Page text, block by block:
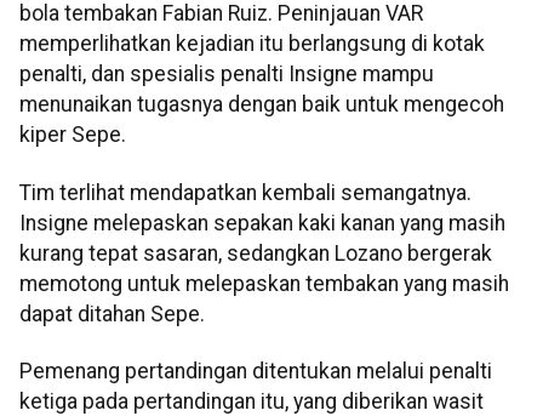
bola tembakan Fabian Ruiz. Peninjauan VAR
memperlihatkan kejadian itu berlangsung di kotak
penalti, dan spesialis penalti Insigne mampu
menunaikan tugasnya dengan baik untuk mengecoh
kiper Sepe.
Tim terlihat mendapatkan kembali semangatnya.
Insigne melepaskan sepakan kaki kanan yang masih
kurang tepat sasaran, sedangkan Lozano bergerak
memotong untuk melepaskan tembakan yang masih
dapat ditahan Sepe.
Pemenang pertandingan ditentukan melalui penalti
ketiga pada pertandingan itu, yang diberikan wasit